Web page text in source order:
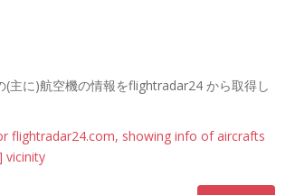
主に)航空機の情報をflightradar24 から取得し
flightradar24.com, showing info of aircrafts
vicinity